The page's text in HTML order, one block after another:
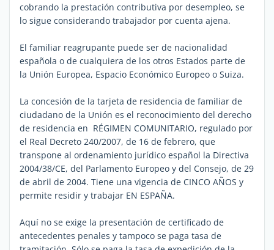
cobrando la prestación contributiva por desempleo, se
lo sigue considerando trabajador por cuenta ajena.
El familiar reagrupante puede ser de nacionalidad
española o de cualquiera de los otros Estados parte de
la Unión Europea, Espacio Económico Europeo o Suiza.
La concesión de la tarjeta de residencia de familiar de
ciudadano de la Unión es el reconocimiento del derecho
de residencia en RÉGIMEN COMUNITARIO, regulado por
el Real Decreto 240/2007, de 16 de febrero, que
transpone al ordenamiento jurídico español la Directiva
2004/38/CE, del Parlamento Europeo y del Consejo, de 29
de abril de 2004. Tiene una vigencia de CINCO AÑOS y
permite residir y trabajar EN ESPAÑA.
Aquí no se exige la presentación de certificado de
antecedentes penales y tampoco se paga tasa de